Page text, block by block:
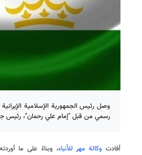
وصل رئيس الجمهورية الإسلامية
رسمي من قبل "إمام علي رحمان"، رئيس
أفادت وكالة مهر للأنباء، وبناءً على ما